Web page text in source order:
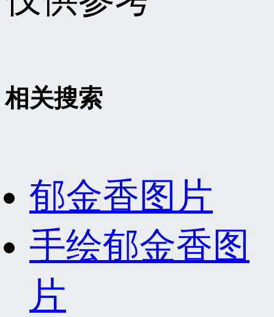
相关搜索
郁金香图片
手绘郁金香图
片